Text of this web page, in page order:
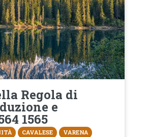
Regola di
e
1565
CAVALESE VARENA